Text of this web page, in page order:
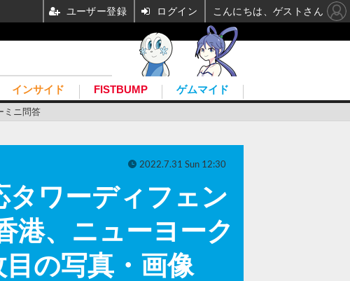
ミニ問答
インサイド FISTBUMP ゲムマイド
タワーディフェン
港、ニューヨーク
の写真・画像
2022.7.31 Sun 12:30
ユーザー登録 ログイン こんにちは、ゲストさん